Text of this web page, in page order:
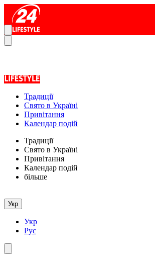
Традиції
Свято в Україні
Привітання
Календар подій
Традиції
Свято в Україні
Привітання
Календар подій
більше
Укр
Укр
Рус